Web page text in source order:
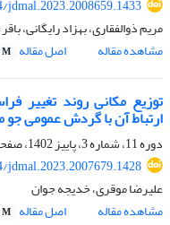
jdmal.2023.2008659.1433
مریم ذوالفقاری، بهزاد رایگانی،
مشاهده مقاله
اصل مقاله
توزیع مکانی روند تغییر
ارتباط آن با گردش عمومی جو
دوره 11، شماره 3، پاییز 1402، صفحه
jdmal.2023.2007679.1428
علیرضا موقری، خدیجه جوان
مشاهده مقاله
اصل مقاله